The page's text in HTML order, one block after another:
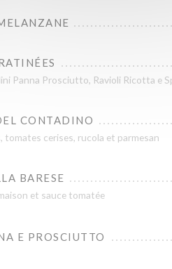
Panna Prosciutto, Ravioli Ricotta e
CONTADINO
cerises, rucola et parmesan
BARESE
et sauce tomatée
E PROSCIUTTO